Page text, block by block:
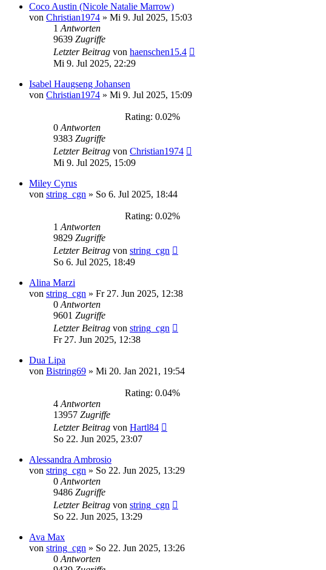
Coco Austin (Nicole Natalie Marrow)
von Christian1974 » Mi 9. Jul 2025, 15:03
1 Antworten
9639 Zugriffe
Letzter Beitrag von haenschen15.4
Mi 9. Jul 2025, 22:29
Isabel Haugseng Johansen
von Christian1974 » Mi 9. Jul 2025, 15:09
Rating: 0.02%
0 Antworten
9383 Zugriffe
Letzter Beitrag von Christian1974
Mi 9. Jul 2025, 15:09
Miley Cyrus
von string_cgn » So 6. Jul 2025, 18:44
Rating: 0.02%
1 Antworten
9829 Zugriffe
Letzter Beitrag von string_cgn
So 6. Jul 2025, 18:49
Alina Marzi
von string_cgn » Fr 27. Jun 2025, 12:38
0 Antworten
9601 Zugriffe
Letzter Beitrag von string_cgn
Fr 27. Jun 2025, 12:38
Dua Lipa
von Bistring69 » Mi 20. Jan 2021, 19:54
Rating: 0.04%
4 Antworten
13957 Zugriffe
Letzter Beitrag von Hartl84
So 22. Jun 2025, 23:07
Alessandra Ambrosio
von string_cgn » So 22. Jun 2025, 13:29
0 Antworten
9486 Zugriffe
Letzter Beitrag von string_cgn
So 22. Jun 2025, 13:29
Ava Max
von string_cgn » So 22. Jun 2025, 13:26
0 Antworten